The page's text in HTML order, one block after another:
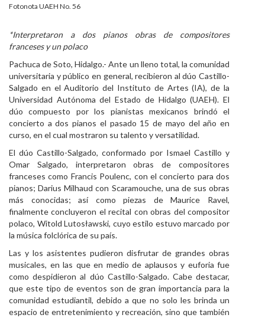
Acreditación Internacional
Alumnado
Personal
Alumni
Visitantes
Fotonota UAEH No. 56
*Interpretaron a dos pianos obras de compositores
franceses y un polaco
Pachuca de Soto, Hidalgo.- Ante un lleno total, la comunidad
universitaria y público en general, recibieron al dúo Castillo-
Salgado en el Auditorio del Instituto de Artes (IA), de la
Universidad Autónoma del Estado de Hidalgo (UAEH). El
dúo compuesto por los pianistas mexicanos brindó el
concierto a dos pianos el pasado 15 de mayo del año en
curso, en el cual mostraron su talento y versatilidad.
El dúo Castillo-Salgado, conformado por Ismael Castillo y
Omar Salgado, interpretaron obras de compositores
franceses como Francis Poulenc, con el concierto para dos
pianos; Darius Milhaud con Scaramouche, una de sus obras
más conocidas; así como piezas de Maurice Ravel,
finalmente concluyeron el recital con obras del compositor
polaco, Witold Lutosławski, cuyo estilo estuvo marcado por
la música folclórica de su país.
Las y los asistentes pudieron disfrutar de grandes obras
musicales, en las que en medio de aplausos y euforia fue
como despidieron al dúo Castillo-Salgado. Cabe destacar,
que este tipo de eventos son de gran importancia para la
comunidad estudiantil, debido a que no solo les brinda un
espacio de entretenimiento y recreación, sino que también